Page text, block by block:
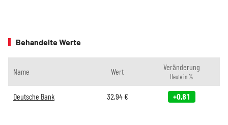
Behandelte Werte
Name Wert Veränderung
Heute in %
Deutsche Bank 32,94€ +0,81